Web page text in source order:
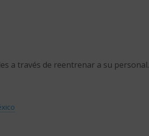
a través de reentrenar a su personal.